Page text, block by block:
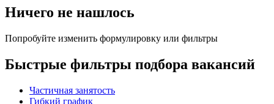
Ничего не нашлось
Попробуйте изменить формулировку или фильтры
Быстрые фильтры подбора вакансий
Частичная занятость
Гибкий график